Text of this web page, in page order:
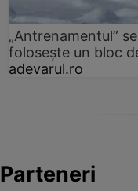
„Antrenamentul”
folosește un bloc
adevarul.ro
Parteneri